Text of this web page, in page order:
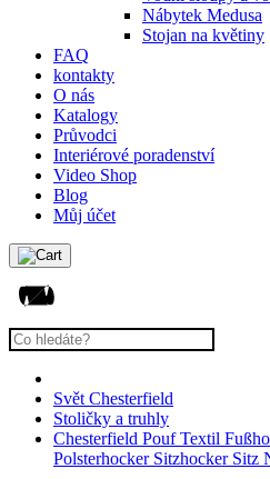
Nábytek Medusa
Stojan na květiny
FAQ
kontakty
O nás
Katalogy
Průvodci
Interiérové poradenství
Video Shop
Blog
Můj účet
Svět Chesterfield
Stoličky a truhly
Chesterfield Pouf Textil
Polsterhocker Sitzhocker Sitz